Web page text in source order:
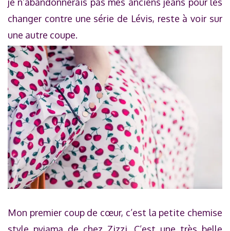
changer contre une série de Lévis, reste à voir sur
une autre coupe.
Mon premier coup de cœur, c’est la petite chemise